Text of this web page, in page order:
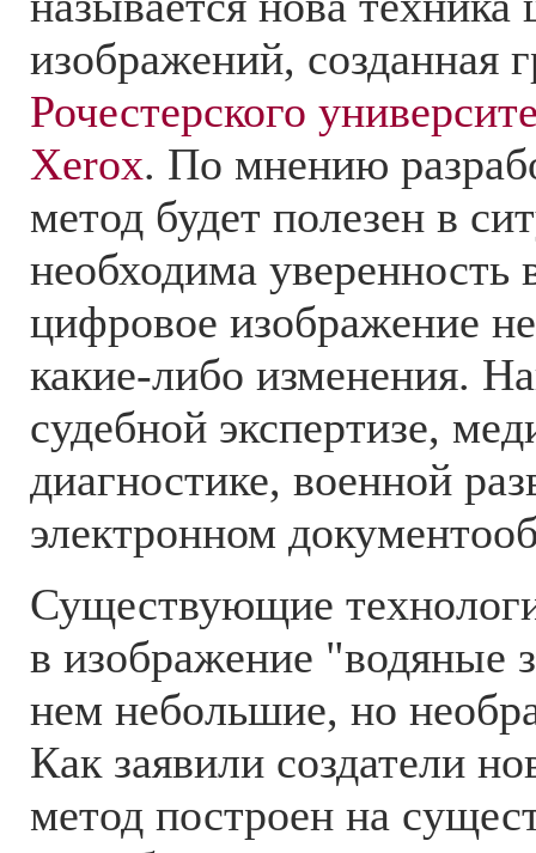
изображений, созданная
Рочестерского
Xerox. По мнению
метод будет полезен в
необходима уверенность
цифровое изображение
какие-либо изменения.
судебной экспертизе,
диагностике, военной
электронном
Существующие
в изображение "водяные
нем небольшие, но
Как заявили создатели
метод построен на